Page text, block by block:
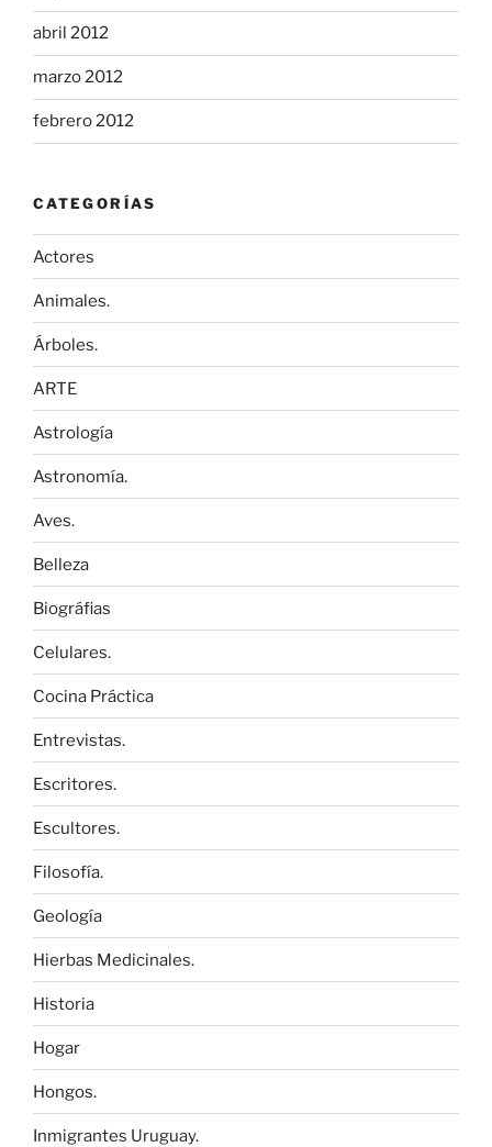
abril 2012
marzo 2012
febrero 2012
CATEGORÍAS
Actores
Animales.
Árboles.
ARTE
Astrología
Astronomía.
Aves.
Belleza
Biográfias
Celulares.
Cocina Práctica
Entrevistas.
Escritores.
Escultores.
Filosofía.
Geología
Hierbas Medicinales.
Historia
Hogar
Hongos.
Inmigrantes Uruguay.